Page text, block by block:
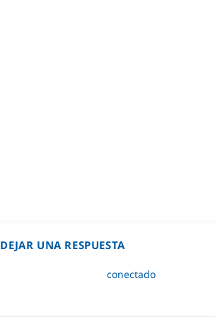
DEJAR UNA RESPUESTA
Lo siento, debes estarconectado